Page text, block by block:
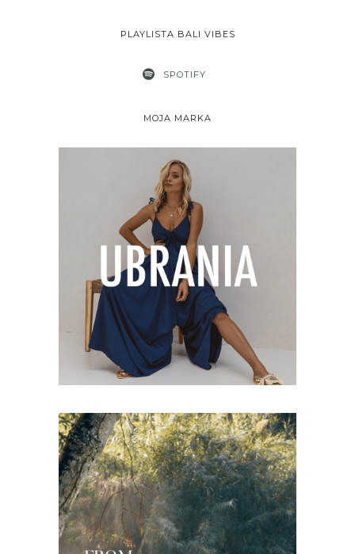
PLAYLISTA BALI VIBES
SPOTIFY
MOJA MARKA